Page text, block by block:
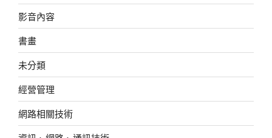
影音內容
書畫
未分類
經營管理
網路相關技術